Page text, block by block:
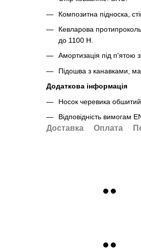
Композитна підноска,
Кевларова
до 1100 Н.
Амортизація під п'ятою
Підошва з канавками,
Додаткова інформація
Носок черевика
Відповідність вимогам
Доставка Оплата